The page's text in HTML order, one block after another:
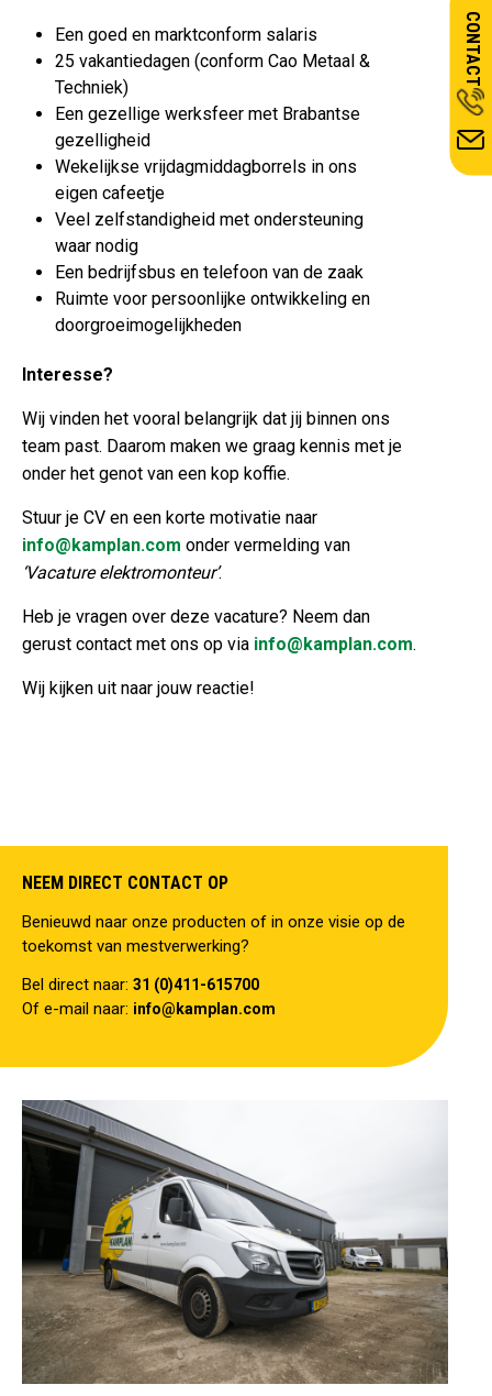
Een goed en marktconform salaris
25 vakantiedagen (conform Cao Metaal &
Techniek)
Een gezellige werksfeer met Brabantse
gezelligheid
Wekelijkse vrijdagmiddagborrels in ons
eigen cafeetje
Veel zelfstandigheid met ondersteuning
waar nodig
Een bedrijfsbus en telefoon van de zaak
Ruimte voor persoonlijke ontwikkeling en
doorgroeimogelijkheden
Interesse?
Wij vinden het vooral belangrijk dat jij binnen ons
team past. Daarom maken we graag kennis met je
onder het genot van een kop koffie.
Stuur je CV en een korte motivatie naar
info@kamplan.com onder vermelding van
‘Vacature elektromonteur’.
Heb je vragen over deze vacature? Neem dan
gerust contact met ons op via info@kamplan.com.
Wij kijken uit naar jouw reactie!
NEEM DIRECT CONTACT OP
Benieuwd naar onze producten of in onze visie op de
toekomst van mestverwerking?
Bel direct naar: 31 (0)411-615700
Of e-mail naar: info@kamplan.com
CONTACT